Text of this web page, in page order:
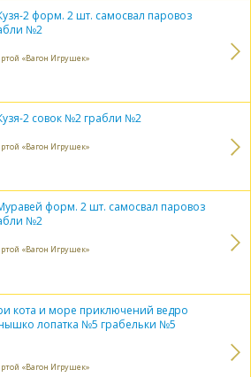
2 форм. 2 шт. самосвал паровоз
№2
«Вагон Игрушек»
2 совок №2 грабли №2
«Вагон Игрушек»
форм. 2 шт. самосвал паровоз
№2
«Вагон Игрушек»
кота и море приключений ведро
лопатка №5 грабельки №5
«Вагон Игрушек»